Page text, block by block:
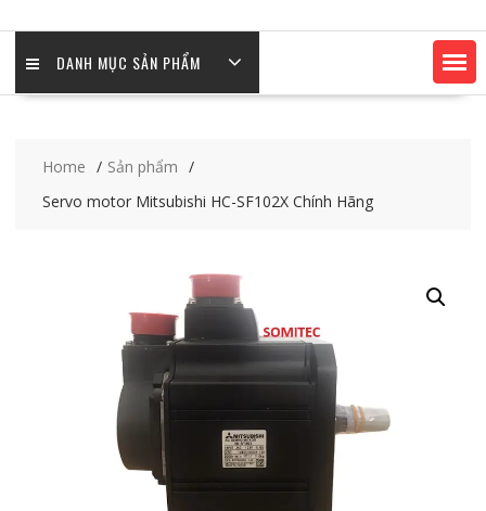
DANH MỤC SẢN PHẨM
Home
Sản phẩm
Servo motor Mitsubishi HC-SF102X Chính Hãng